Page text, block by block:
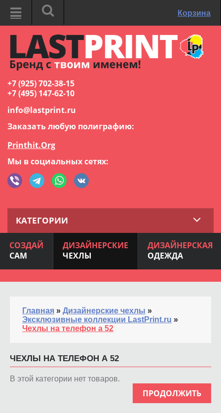
Корзина
+7 (925) 702-38-15
+7 (495) 147-62-10
info@lastprint.ru
Заказать любую полиграфию:
Printhit.Org
Мы в социальных сетях:
КАТЕГОРИИ
СОЗДАЙ
САМ
ДИЗАЙНЕРСКИЕ
ЧЕХЛЫ
ДИЗАЙНЕРСКАЯ
ОДЕЖДА
Главная » Дизайнерские чехлы »
Эксклюзивные коллекции LastPrint.ru »
Чехлы на телефон а 52
ЧЕХЛЫ НА ТЕЛЕФОН А 52
В этой категории нет товаров.
ПРОДОЛЖИТЬ